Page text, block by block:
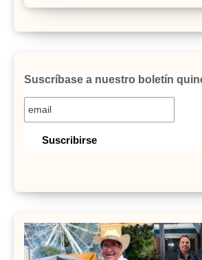
Suscríbase a nuestro boletín